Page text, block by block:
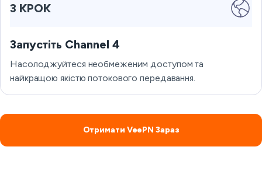
3 КРОК
Запустіть Channel 4
Насолоджуйтеся необмеженим доступом та
найкращою якістю потокового передавання.
Отримати VeePN Зараз